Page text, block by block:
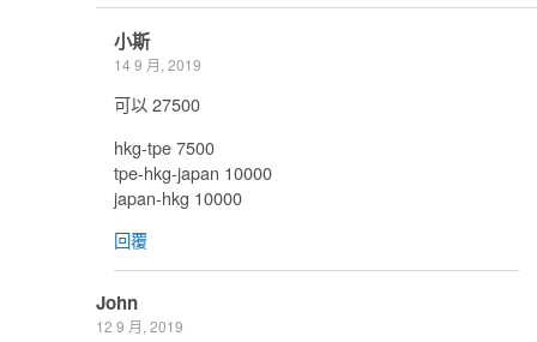
小斯
14 9 月, 2019
可以 27500
hkg-tpe 7500
tpe-hkg-japan 10000
japan-hkg 10000
回覆
John
12 9 月, 2019